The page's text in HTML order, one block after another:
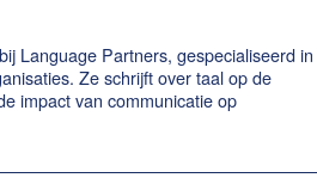
Language Partners, gespecialiseerd in
Ze schrijft over taal op de
impact van communicatie op